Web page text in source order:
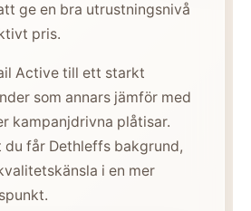
ge en bra utrustningsnivå
pris.
Active till ett starkt
som annars jämför med
kampanjdrivna plåtisar.
du får Dethleffs bakgrund,
i en mer